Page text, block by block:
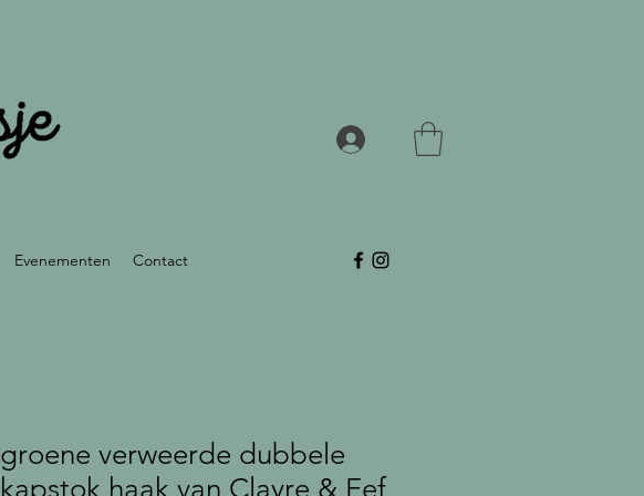
Evenementen Contact
groene verweerde dubbele
kapstok haak van Clayre & Eef